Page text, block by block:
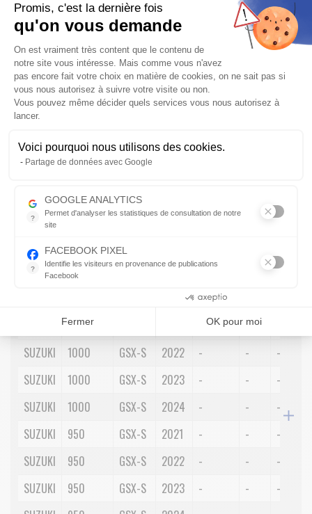
Fabriqué de 7 à 30 jours
Frais de portOFFERTSpour l’achat de ce produit
Vérifier la compatibilité
Qté AJOUTER AU PANIER
Envoyer par mail
Marque
Cylindrée
Modèle
RECHERCHER
1000 -
SUZUKI
1000 GSX-S 2022 - -
-
SUZUKI
1000 GSX-S 2023 - -
-
SUZUKI
1000 GSX-S 2024 - -
-
SUZUKI
950 GSX-S 2021 - -
-
SUZUKI
950 GSX-S 2022 - -
-
SUZUKI
950 GSX-S 2023 - -
-
Promis, c'est la dernière fois
qu'on vous demande
Plateforme de Gestion du
On est vraiment très content que le contenu de
notre site vous intéresse. Mais comme vous n'avez
pas encore fait votre choix en matière de cookies, on ne sait pas si
vous nous autorisez à suivre votre visite ou non.
Vous pouvez même décider quels services vous nous autorisez à
lancer.
Voici pourquoi nous utilisons des cookies.
Partage de données avec Google
?
GOOGLE ANALYTICS
Permet d'analyser les statistiques de consultation de notre
site
?
FACEBOOK PIXEL
Identifie les visiteurs en provenance de publications
Facebook
Fermer OK pour moi
Axeptio consent